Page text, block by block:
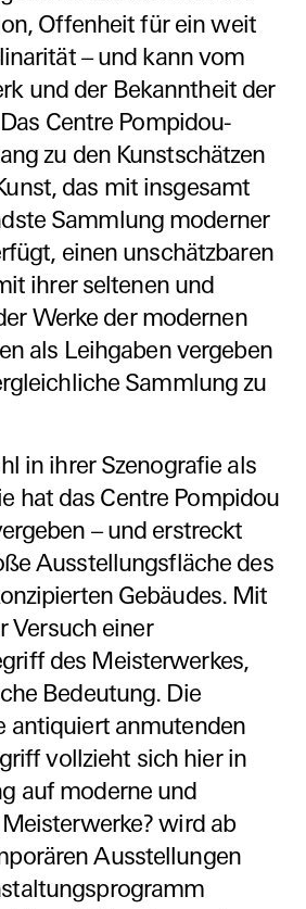
Offenheit für ein weit
– und kann vom
und der Bekanntheit der
Centre Pompidou-
zu den Kunstschätzen
das mit insgesamt
Sammlung moderner
einen unschätzbaren
ihrer seltenen und
Werke der modernen
als Leihgaben vergeben
Sammlung zu
in ihrer Szenografie als
hat das Centre Pompidou
– und erstreckt
Ausstellungsfläche des
Gebäudes. Mit
Versuch einer
des Meisterwerkes,
Bedeutung. Die
antiquiert anmutenden
vollzieht sich hier in
auf moderne und
wird ab
Ausstellungen